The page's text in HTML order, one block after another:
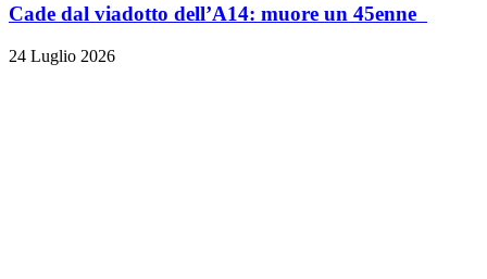
Cade dal viadotto dell’A14: muore un 45enne
24 Luglio 2026